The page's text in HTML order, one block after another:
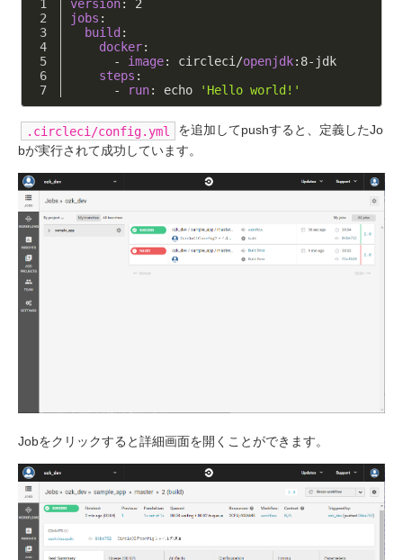
version: 2
jobs :
build :
docker:
      -
image: circleci/openjdk: 8-jdk
steps :
      -
run: echo 'Hello world!'
.circleci/config.yml
を追加してpushすると、定義したJo
bが実行されて成功しています。
Jobをクリックすると詳細画面を開くことができます。